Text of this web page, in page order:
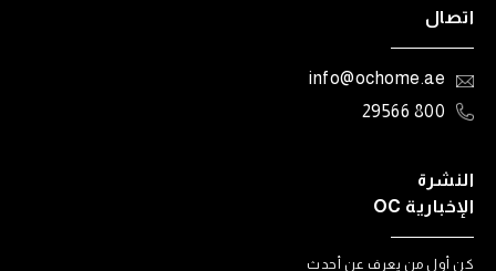
اتصال
info@ochome.ae
800 29566
النشرة
الإخبارية OC
كن أول من يعرف عن أحدث